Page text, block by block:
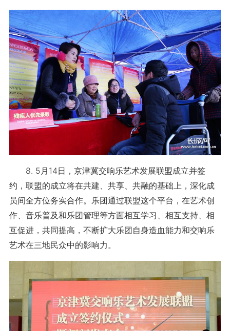
8. 5月14日，京津冀交响乐艺术发展联盟成立并签
约，联盟的成立将在共建、共享、共融的基础上，深化成
员间全方位务实合作。乐团通过联盟这个平台，在艺术创
作、音乐普及和乐团管理等方面相互学习、相互支持、相
互促进，共同提高，不断扩大乐团自身造血能力和交响乐
艺术在三地民众中的影响力。